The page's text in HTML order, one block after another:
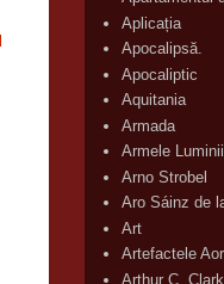
Aplicația
Apocalipsă.
Apocaliptic
Aquitania
Armada
Armele Luminii
Arno Strobel
Aro Sáinz de
Art
Artefactele
Arthur C.